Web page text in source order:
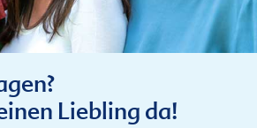
Liebling da!